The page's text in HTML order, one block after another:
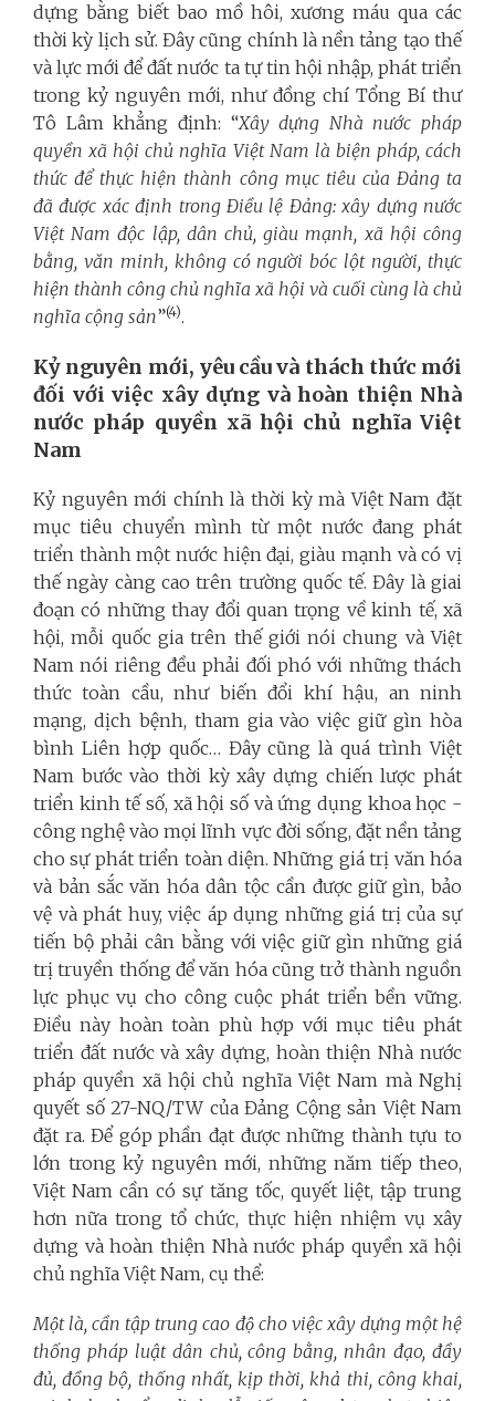
dựng bằng biết bao mồ hôi, xương máu qua các
thời kỳ lịch sử. Đây cũng chính là nền tảng tạo thế
và lực mới để đất nước ta tự tin hội nhập, phát triển
trong kỷ nguyên mới, như đồng chí Tổng Bí thư
Tô Lâm khẳng định: “Xây dựng Nhà nước pháp
quyền xã hội chủ nghĩa Việt Nam là biện pháp, cách
thức để thực hiện thành công mục tiêu của Đảng ta
đã được xác định trong Điều lệ Đảng: xây dựng nước
Việt Nam độc lập, dân chủ, giàu mạnh, xã hội công
bằng, văn minh, không có người bóc lột người, thực
hiện thành công chủ nghĩa xã hội và cuối cùng là chủ
nghĩa cộng sản”(4).
Kỷ nguyên mới, yêu cầu và thách thức mới
đối với việc xây dựng và hoàn thiện Nhà
nước pháp quyền xã hội chủ nghĩa Việt
Nam
Kỷ nguyên mới chính là thời kỳ mà Việt Nam đặt
mục tiêu chuyển mình từ một nước đang phát
triển thành một nước hiện đại, giàu mạnh và có vị
thế ngày càng cao trên trường quốc tế. Đây là giai
đoạn có những thay đổi quan trọng về kinh tế, xã
hội, mỗi quốc gia trên thế giới nói chung và Việt
Nam nói riêng đều phải đối phó với những thách
thức toàn cầu, như biến đổi khí hậu, an ninh
mạng, dịch bệnh, tham gia vào việc giữ gìn hòa
bình Liên hợp quốc… Đây cũng là quá trình Việt
Nam bước vào thời kỳ xây dựng chiến lược phát
triển kinh tế số, xã hội số và ứng dụng khoa học -
công nghệ vào mọi lĩnh vực đời sống, đặt nền tảng
cho sự phát triển toàn diện. Những giá trị văn hóa
và bản sắc văn hóa dân tộc cần được giữ gìn, bảo
vệ và phát huy, việc áp dụng những giá trị của sự
tiến bộ phải cân bằng với việc giữ gìn những giá
trị truyền thống để văn hóa cũng trở thành nguồn
lực phục vụ cho công cuộc phát triển bền vững.
Điều này hoàn toàn phù hợp với mục tiêu phát
triển đất nước và xây dựng, hoàn thiện Nhà nước
pháp quyền xã hội chủ nghĩa Việt Nam mà Nghị
quyết số 27-NQ/TW của Đảng Cộng sản Việt Nam
đặt ra. Để góp phần đạt được những thành tựu to
lớn trong kỷ nguyên mới, những năm tiếp theo,
Việt Nam cần có sự tăng tốc, quyết liệt, tập trung
hơn nữa trong tổ chức, thực hiện nhiệm vụ xây
dựng và hoàn thiện Nhà nước pháp quyền xã hội
chủ nghĩa Việt Nam, cụ thể:
Một là, cần tập trung cao độ cho việc xây dựng một hệ
thống pháp luật dân chủ, công bằng, nhân đạo, đầy
đủ, đồng bộ, thống nhất, kịp thời, khả thi, công khai,